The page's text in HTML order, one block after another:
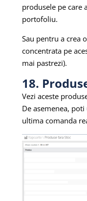
produsele pe care
portofoliu.
Sau pentru a crea
concentrata pe
mai pastrezi).
18.
Vezi aceste
De asemenea,
ultima comanda